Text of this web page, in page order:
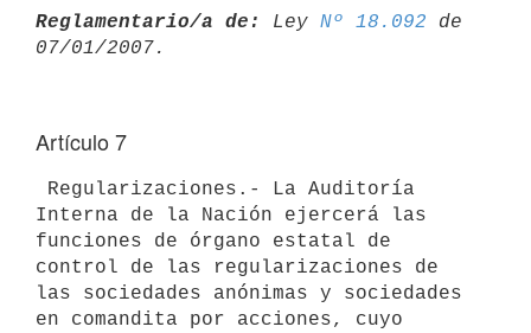
Reglamentario/a de: Ley Nº 18.092 de
Artículo 7
Interna de la Nación ejercerá las
funciones de órgano estatal de
control de las regularizaciones de
las sociedades anónimas y sociedades
en comandita por acciones, cuyo